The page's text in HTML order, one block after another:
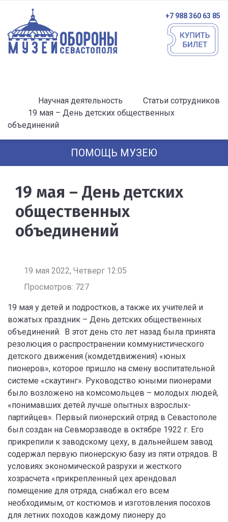
+7 988 360 63 85
Научная деятельность
Статьи сотрудников
19 мая – День детских общественных
объединений
ПОМОЩЬ МУЗЕЮ
19 мая – День детских
общественных
объединений
19 мая 2022, Четверг 12:05
Просмотров: 727
19 мая у детей и подростков, а также их учителей и
вожатых праздник – День детских общественных
объединений. В этот день сто лет назад была принята
резолюция о распространении коммунистического
детского движения (комдетдвижения) «юных
пионеров», которое пришло на смену воспитательной
системе «скаутинг». Руководство юными пионерами
было возложено на комсомольцев – молодых людей,
«понимавших детей лучше опытных взрослых-
партийцев». Первый пионерский отряд в Севастополе
был создан на Севморзаводе в октябре 1922 г. Его
прикрепили к заводскому цеху, в дальнейшем завод
содержал первую пионерскую базу из пяти отрядов. В
условиях экономической разрухи и жесткого
хозрасчета «прикрепленный цех арендовал
помещение для отряда, снабжал его всем
необходимым, от костюмов и изготовления посохов
для летних походов каждому пионеру до